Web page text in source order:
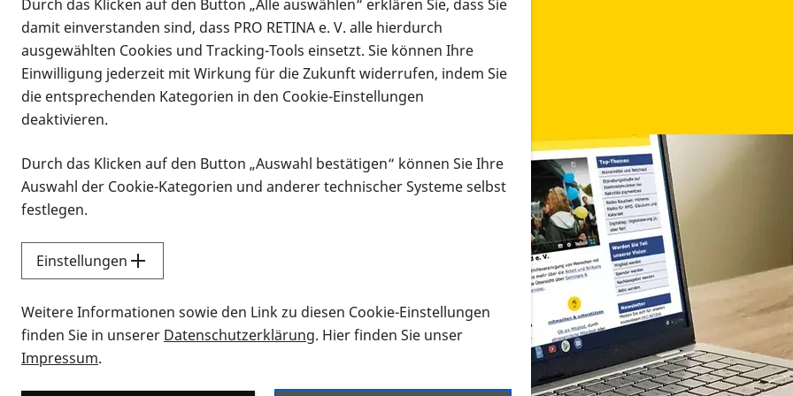
Infomaterial
Infomaterial
Vorlesen
Alle Infomaterialien in verschiedenen Formaten an
Sie möchten wissen, wie Sie nach Infonmaterial suchen und dieses bestellen bzw. herunterladen
Durch das Klicken auf den Button „Alle auswählen“ erklären Sie, dass Sie
damit einverstanden sind, dass PRO RETINA e. V. alle hierdurch
ausgewählten Cookies und Tracking-Tools einsetzt. Sie können Ihre
Einwilligung jederzeit mit Wirkung für die Zukunft widerrufen, indem Sie
die entsprechenden Kategorien in den Cookie-Einstellungen
deaktivieren.
Durch das Klicken auf den Button „Auswahl bestätigen“ können Sie Ihre
Auswahl der Cookie-Kategorien und anderer technischer Systeme selbst
festlegen.
Einstellungen
Weitere Informationen sowie den Link zu diesen Cookie-Einstellungen
finden Sie in unserer Datenschutzerklärung. Hier finden Sie unser
Impressum.